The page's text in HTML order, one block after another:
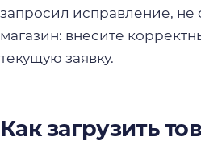
запросил исправление, не
магазин: внесите
текущую заявку.
Как загрузить